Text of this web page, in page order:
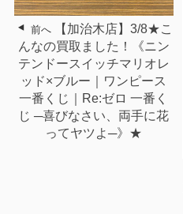
前へ
【加治木店】3/8★こ
んなの買取ました！《ニン
テンドースイッチマリオレ
ッド×ブルー｜ワンピース
一番くじ｜Re:ゼロ 一番く
じ ─喜びなさい、両手に花
ってヤツよ─》★